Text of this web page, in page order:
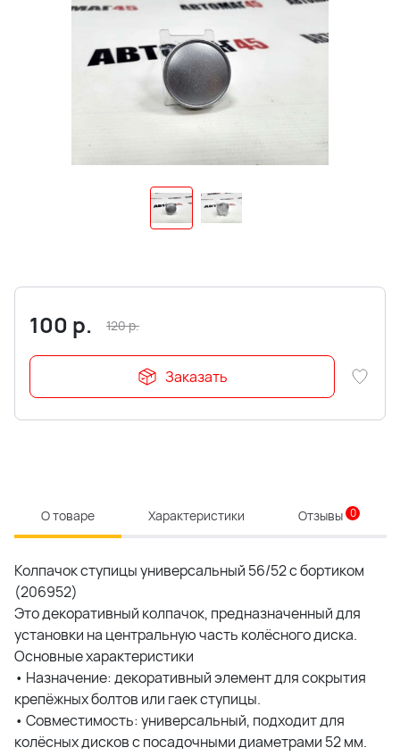
100 р. 120р.
Заказать
О товаре Характеристики Отзывы 0
Колпачок ступицы универсальный 56/52 с бортиком
(206952)
Это декоративный колпачок, предназначенный для
установки на центральную часть колёсного диска.
Основные характеристики
• Назначение: декоративный элемент для сокрытия
крепёжных болтов или гаек ступицы.
• Совместимость: универсальный, подходит для
колёсных дисков с посадочными диаметрами 52 мм.